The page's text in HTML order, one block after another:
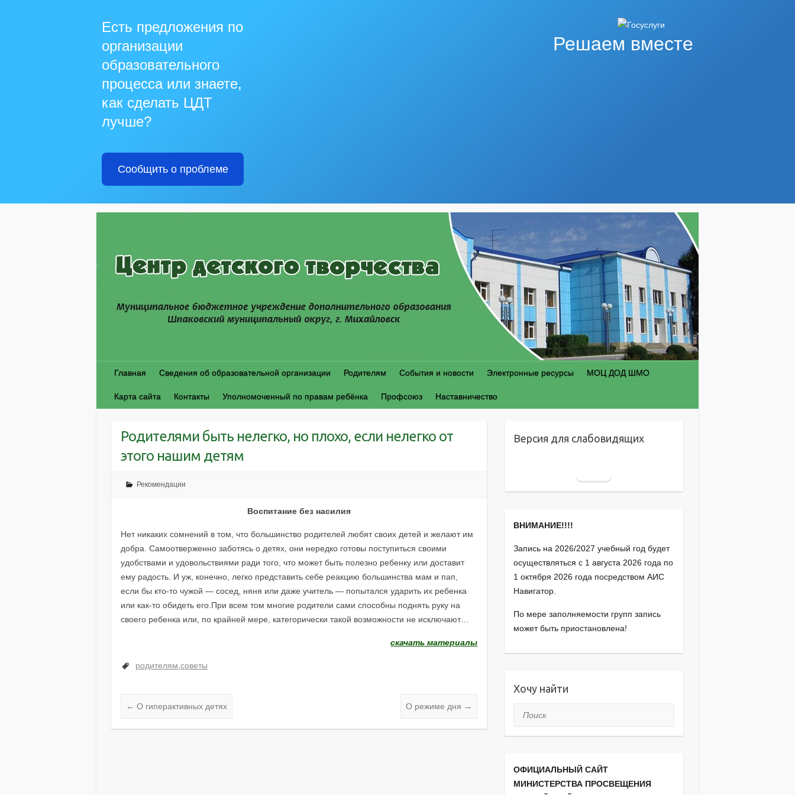
Решаем вместе
Есть предложения по
организации
образовательного
процесса или знаете,
как сделать ЦДТ
лучше?
Сообщить о проблеме
Главная Сведения об образовательной организации Родителям События и новости Электронные ресурсы МОЦ ДОД ШМО
Карта сайта Контакты Уполномоченный по правам ребёнка Профсоюз Наставничество
Родителями быть нелегко, но плохо, если нелегко от
этого нашим детям
Рекомендации
Воспитание без насилия
Нет никаких сомнений в том, что большинство родителей любят своих детей и желают им
добра. Самоотверженно заботясь о детях, они нередко готовы поступиться своими
удобствами и удовольствиями ради того, что может быть полезно ребенку или доставит
ему радость. И уж, конечно, легко представить себе реакцию большинства мам и пап,
если бы кто-то чужой — сосед, няня или даже учитель — попытался ударить их ребенка
или как-то обидеть его.При всем том многие родители сами способны поднять руку на
своего ребенка или, по крайней мере, категорически такой возможности не исключают…
скачать материалы
родителям ,советы
← О гиперактивных детях О режиме дня →
Версия для слабовидящих
ВНИМАНИЕ!!!!
Запись на 2026/2027 учебный год будет
осуществляться с 1 августа 2026 года по
1 октября 2026 года посредством АИС
Навигатор.
По мере заполняемости групп запись
может быть приостановлена!
Хочу найти
Поиск
ОФИЦИАЛЬНЫЙ САЙТ
МИНИСТЕРСТВА ПРОСВЕЩЕНИЯ